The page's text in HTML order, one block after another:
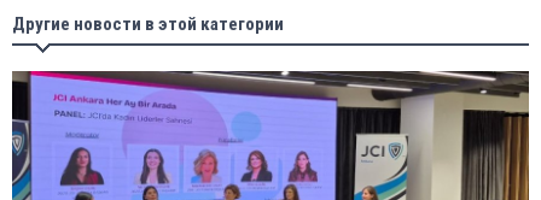
Другие новости в этой категории